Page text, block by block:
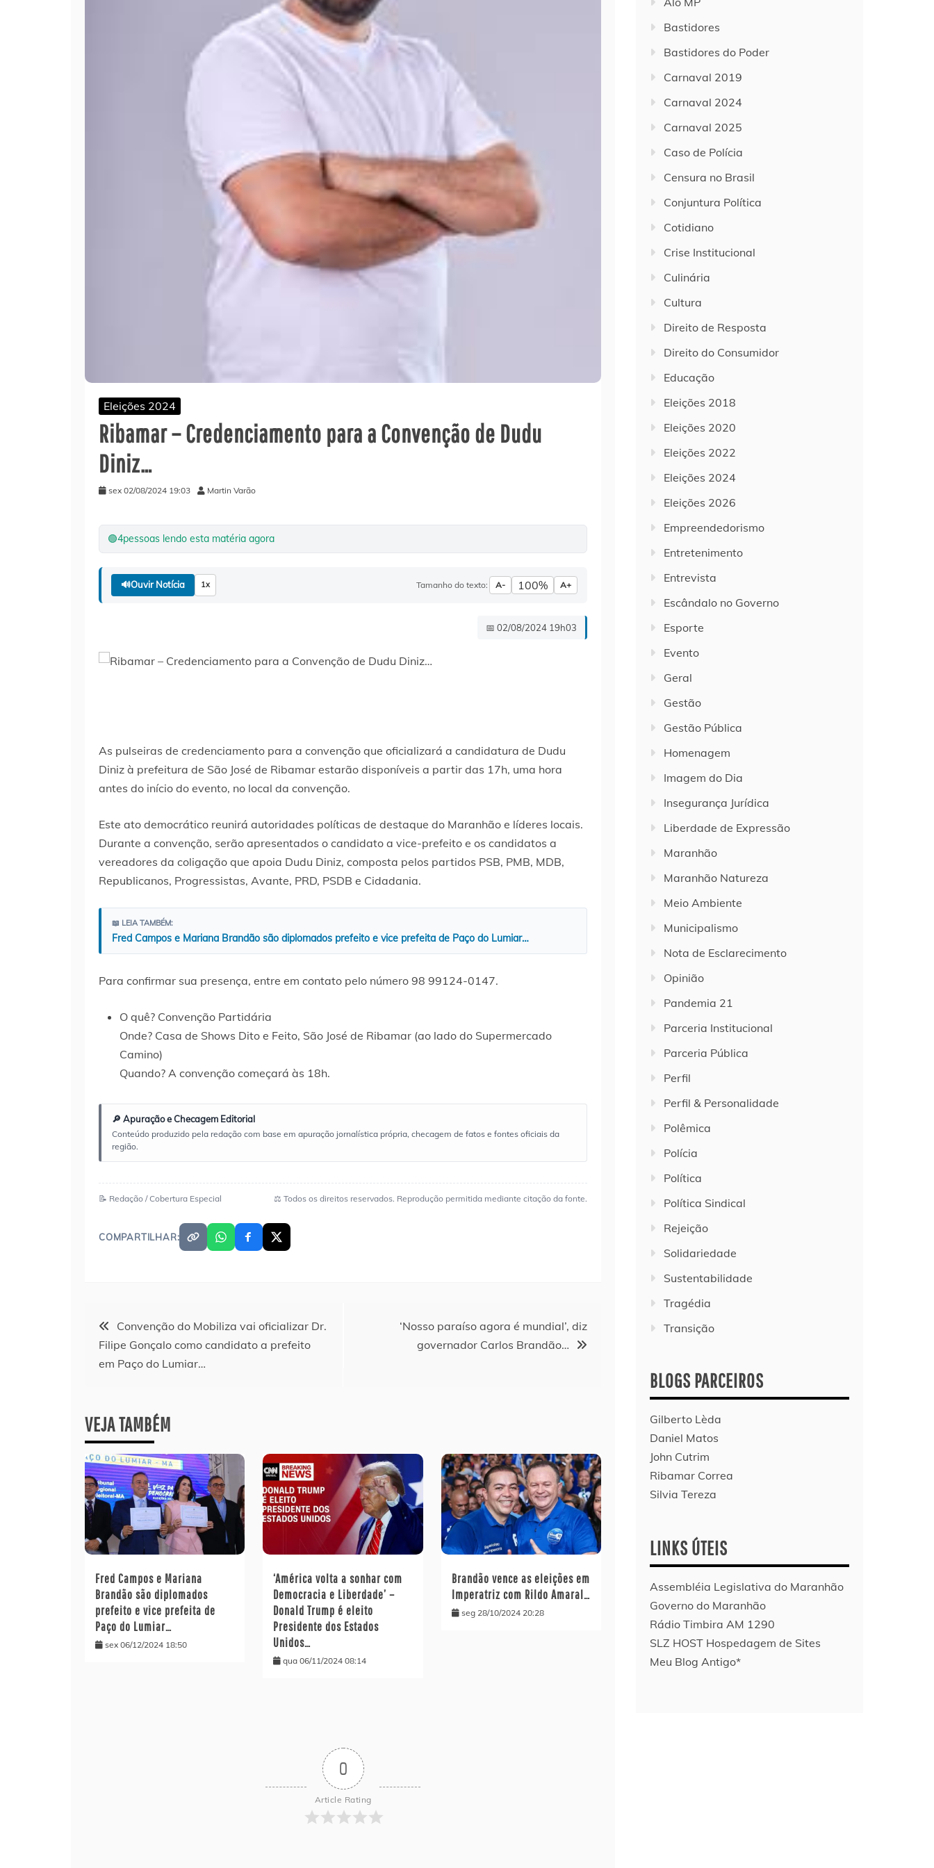
Eleições 2024
Ribamar – Credenciamento para a Convenção de Dudu
Diniz…
sex 02/08/2024 19:03 Martin Varão
🟢4pessoas lendo esta matéria agora
🔊Ouvir Notícia 1x Tamanho do texto: A- 100% A+
📅 02/08/2024 19h03
As pulseiras de credenciamento para a convenção que oficializará a candidatura de Dudu
Diniz à prefeitura de São José de Ribamar estarão disponíveis a partir das 17h, uma hora
antes do início do evento, no local da convenção.
Este ato democrático reunirá autoridades políticas de destaque do Maranhão e líderes locais.
Durante a convenção, serão apresentados o candidato a vice-prefeito e os candidatos a
vereadores da coligação que apoia Dudu Diniz, composta pelos partidos PSB, PMB, MDB,
Republicanos, Progressistas, Avante, PRD, PSDB e Cidadania.
📖 LEIA TAMBÉM:
Fred Campos e Mariana Brandão são diplomados prefeito e vice prefeita de Paço do Lumiar…
Para confirmar sua presença, entre em contato pelo número 98 99124-0147.
O quê? Convenção Partidária
Onde? Casa de Shows Dito e Feito, São José de Ribamar (ao lado do Supermercado
Camino)
Quando? A convenção começará às 18h.
🔎 Apuração e Checagem Editorial
Conteúdo produzido pela redação com base em apuração jornalística própria, checagem de fatos e fontes oficiais da
região.
📝 Redação / Cobertura Especial ⚖️ Todos os direitos reservados. Reprodução permitida mediante citação da fonte.
COMPARTILHAR:
Navegação
de
Convenção do Mobiliza vai oficializar Dr.
Filipe Gonçalo como candidato a prefeito
em Paço do Lumiar…
‘Nosso paraíso agora é mundial’, diz
governador Carlos Brandão…
VEJA TAMBÉM
Fred Campos e Mariana
Brandão são diplomados
prefeito e vice prefeita de
Paço do Lumiar…
sex 06/12/2024 18:50
‘América volta a sonhar com
Democracia e Liberdade’ –
Donald Trump é eleito
Presidente dos Estados
Unidos…
qua 06/11/2024 08:14
Brandão vence as eleições em
Imperatriz com Rildo Amaral…
seg 28/10/2024 20:28
0
Article Rating
Bastidores
Bastidores do Poder
Carnaval 2019
Carnaval 2024
Carnaval 2025
Caso de Polícia
Censura no Brasil
Conjuntura Política
Cotidiano
Crise Institucional
Culinária
Cultura
Direito de Resposta
Direito do Consumidor
Educação
Eleições 2018
Eleições 2020
Eleições 2022
Eleições 2024
Eleições 2026
Empreendedorismo
Entretenimento
Entrevista
Escândalo no Governo
Esporte
Evento
Geral
Gestão
Gestão Pública
Homenagem
Imagem do Dia
Insegurança Jurídica
Liberdade de Expressão
Maranhão
Maranhão Natureza
Meio Ambiente
Municipalismo
Nota de Esclarecimento
Opinião
Pandemia 21
Parceria Institucional
Parceria Pública
Perfil
Perfil & Personalidade
Polêmica
Polícia
Política
Política Sindical
Rejeição
Solidariedade
Sustentabilidade
Tragédia
Transição
BLOGS PARCEIROS
Gilberto Lèda
Daniel Matos
John Cutrim
Ribamar Correa
Silvia Tereza
LINKS ÚTEIS
Assembléia Legislativa do Maranhão
Governo do Maranhão
Rádio Timbira AM 1290
SLZ HOST Hospedagem de Sites
Meu Blog Antigo*